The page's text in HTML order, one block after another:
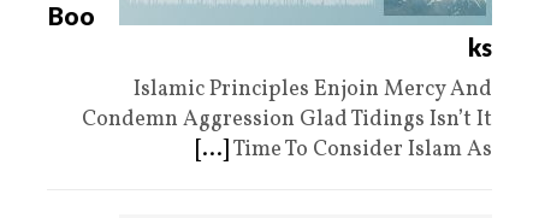
Boo
ks
Islamic Principles Enjoin Mercy And
Condemn Aggression Glad Tidings Isn’t It
Time To Consider Islam As
[...]